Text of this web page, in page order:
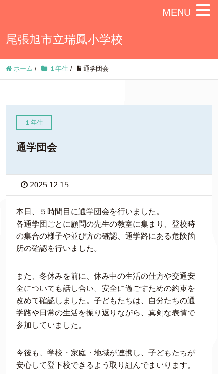
尾張旭市立瑞鳳小学校
ホーム / １年生 / 通学団会
１年生
通学団会
2025.12.15
本日、５時間目に通学団会を行いました。
各通学団ごとに顧問の先生の教室に集まり、登校時
の集合の様子や並び方の確認、通学路にある危険箇
所の確認を行いました。
また、冬休みを前に、休み中の生活の仕方や交通安
全についても話し合い、安全に過ごすための約束を
改めて確認しました。子どもたちは、自分たちの通
学路や日常の生活を振り返りながら、真剣な表情で
参加していました。
今後も、学校・家庭・地域が連携し、子どもたちが
安心して登下校できるよう取り組んでまいります。
MENU